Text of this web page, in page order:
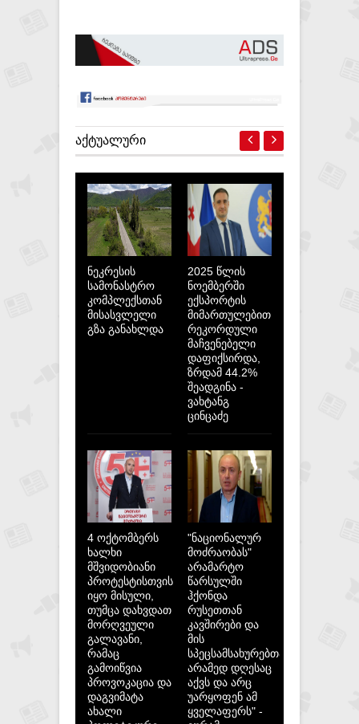
ᲐᲥᲢᲣᲐᲚᲣᲠᲘ
ნეკრესის
სამონასტრო
კომპლექსთან
მისასვლელი
გზა განახლდა
2025 წლის
ნოემბერში
ექსპორტის
მიმართულებით
რეკორდული
მაჩვენებელი
დაფიქსირდა,
ზრდამ 44.2%
შეადგინა -
ვახტანგ
ცინცაძე
4 ოქტომბერს
ხალხი
მშვიდობიანი
პროტესტისთვის
იყო მისული,
თუმცა დახვდათ
მორღვეული
გალავანი,
რამაც
გამოიწვია
პროვოკაცია და
დაგვიმატა
ახალი
"ნაციონალურ
მოძრაობას"
არამარტო
წარსულში
ჰქონდა
რუსეთთან
კავშირები და
მის
სპეცსამსახურებთან,
არამედ დღესაც
აქვს და არც
უარყოფენ ამ
ყველაფერს" -